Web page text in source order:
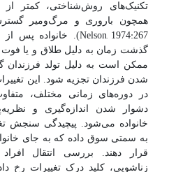
تکنیک‌های روش‌شناختی، کمتر
همچون باروری و مرگ‌ومیر
Nelson, 1974:267
). خانواده پس
گذشت زمان به دلیل طلاق و یا
ممکن است به دلیل تولد فرزندان
شدن فرزندان تجزیه شود. این
در دوره‌های زمانی مختلف،
دشوار شدن اندازه‌گیری و
خانواده می‌شود. پیچیدگی سنجش
به سمتی سوق داده که به جای
قرار دهند. بررسی انتقال
زناشویی، کلید درک تغییرات رخ